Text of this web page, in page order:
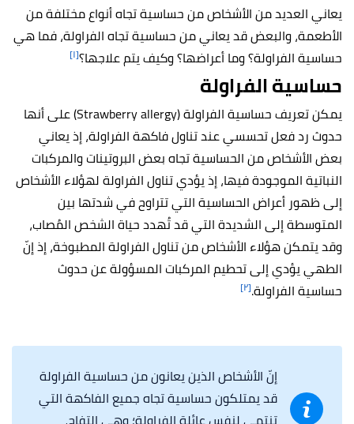
يعاني العديد من الأشخاص من حساسية تجاه أنواع مختلفة من
الأطعمة، والبعض قد يعاني من حساسية تجاه الفراولة، فما هي
حساسية الفراولة؟ وما أعراضها؟ وكيف يتم علاجها؟[١]
حساسية الفراولة
يمكن تعريف حساسية الفراولة (Strawberry allergy) على أنها
حدوث رد فعل تحسسي عند تناول فاكهة الفراولة، إذ يعاني
بعض الأشخاص من الحساسية تجاه بعض البروتينات والمركبات
النباتية الموجودة فيها، إذ يؤدي تناول الفراولة لهؤلاء الأشخاص
إلى ظهور أعراض الحساسية التي تتراوح في شدتها بين
المتوسطة إلى الشديدة التي قد تُهدد حياة الشخص المُصاب،
وقد يتمكن هؤلاء الأشخاص من تناول الفراولة المطبوخة، إذ إنّ
الطهي يؤدي إلى تحطيم المركبات المسؤولة عن حدوث
حساسية الفراولة.[٢]
إنّ الأشخاص الذين يعانون من حساسية الفراولة
قد يمتلكون حساسية تجاه جميع الفاكهة التي